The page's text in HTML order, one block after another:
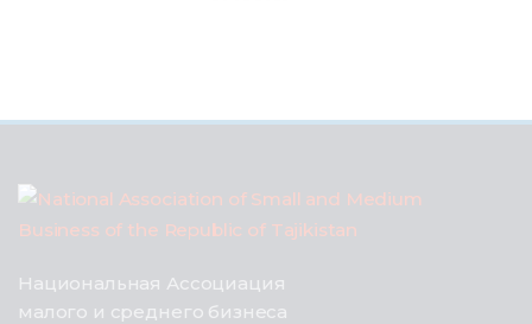
Национальная Ассоциация
малого и среднего бизнеса